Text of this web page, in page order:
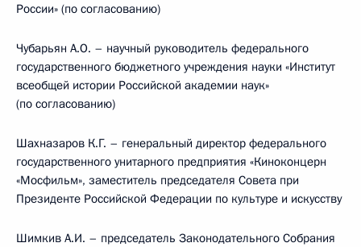
России» (по согласованию)
Чубарьян А.О. – научный руководитель федерального
государственного бюджетного учреждения науки «Институт
всеобщей истории Российской академии наук»
(по согласованию)
Шахназаров К.Г. – генеральный директор федерального
государственного унитарного предприятия «Киноконцерн
«Мосфильм», заместитель председателя Совета при
Президенте Российской Федерации по культуре и искусству
Шимкив А.И. – председатель Законодательного Собрания